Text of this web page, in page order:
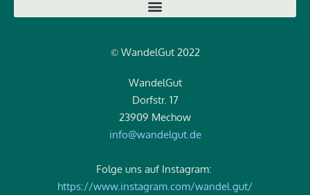
© WandelGut 2022
WandelGut
Dorfstr. 17
23909 Mechow
info@wandelgut.de
Folge uns auf Instagram:
https://www.instagram.com/wandel.gut/